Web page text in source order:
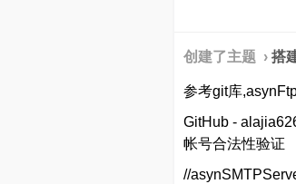
创建了主题 › 搭
参考git库
GitHub -
帐号合法性验证
//